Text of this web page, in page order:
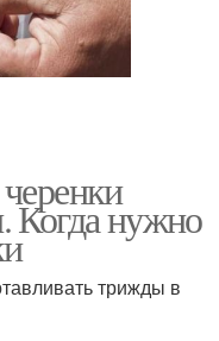
Когда нужно
трижды в